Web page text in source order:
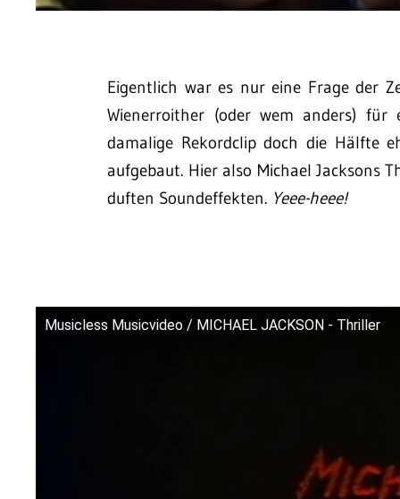
Eigentlich war es nur eine Frage der
Wienerroither (oder wem anders) für
damalige Rekordclip doch die Hälfte
aufgebaut. Hier also Michael Jacksons
duften Soundeffekten. Yeee-heee!
Musicless Musicvideo / MICHAEL JACKSON - Thriller